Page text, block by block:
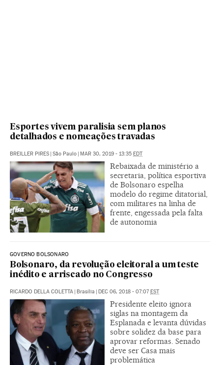
Esportes vivem paralisia sem planos
detalhados e nomeações travadas
BREILLER PIRES | São Paulo | MAR 30, 2019 - 13:35 EDT
Rebaixada de ministério a
secretaria, política esportiva
de Bolsonaro espelha
modelo do regime ditatorial,
com militares na linha de
frente, engessada pela falta
de autonomia
GOVERNO BOLSONARO
Bolsonaro, da revolução eleitoral a um teste
inédito e arriscado no Congresso
RICARDO DELLA COLETTA | Brasília | DEC 06, 2018 - 07:07EST
Presidente eleito ignora
siglas na montagem da
Esplanada e levanta dúvidas
sobre solidez da base para
aprovar reformas. Senado
deve ser Casa mais
problemática